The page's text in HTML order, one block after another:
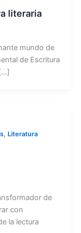
literaria
mundo de
de Escritura
, Literatura
de
con
la lectura